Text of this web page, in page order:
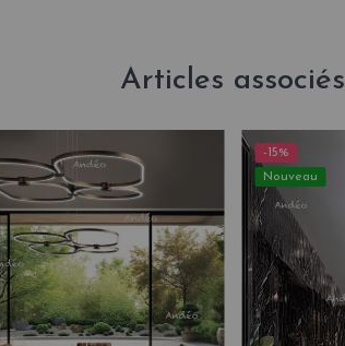
Articles associés
-15%
Nouveau